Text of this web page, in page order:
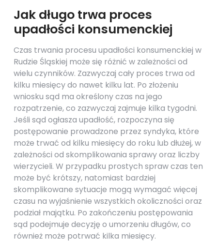
Jak długo trwa proces
upadłości konsumenckiej
Czas trwania procesu upadłości konsumenckiej w
Rudzie Śląskiej może się różnić w zależności od
wielu czynników. Zazwyczaj cały proces trwa od
kilku miesięcy do nawet kilku lat. Po złożeniu
wniosku sąd ma określony czas na jego
rozpatrzenie, co zazwyczaj zajmuje kilka tygodni.
Jeśli sąd ogłasza upadłość, rozpoczyna się
postępowanie prowadzone przez syndyka, które
może trwać od kilku miesięcy do roku lub dłużej, w
zależności od skomplikowania sprawy oraz liczby
wierzycieli. W przypadku prostych spraw czas ten
może być krótszy, natomiast bardziej
skomplikowane sytuacje mogą wymagać więcej
czasu na wyjaśnienie wszystkich okoliczności oraz
podział majątku. Po zakończeniu postępowania
sąd podejmuje decyzję o umorzeniu długów, co
również może potrwać kilka miesięcy.